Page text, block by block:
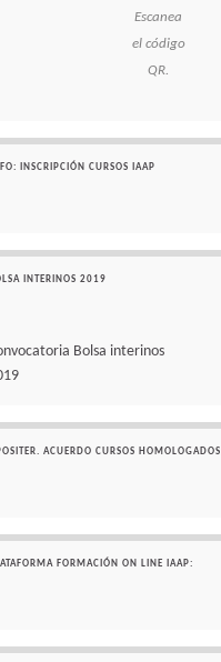
Escanea
el código
QR.
INSCRIPCIÓN CURSOS IAAP
INTERINOS 2019
Bolsa interinos
ACUERDO CURSOS HOMOLOGADOS
FORMACIÓN ON LINE IAAP: